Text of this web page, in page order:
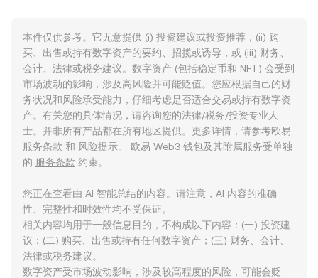
本件仅供参考。它无意提供 (i) 投资建议或投资推荐，(ii) 购
买、出售或持有数字资产的要约、招揽或诱导，或 (iii) 财务、
会计、法律或税务建议。数字资产 (包括稳定币和 NFT) 会受到
市场波动的影响，涉及高风险并可能贬值。您应根据自己的财
务状况和风险承受能力，仔细考虑是否适合交易或持有数字资
产。有关您的具体情况，请咨询您的法律/税务/投资专业人
士。并非所有产品都在所有地区提供。更多详情，请参考欧易
服务条款 和 风险提示。 欧易 Web3 钱包及其附属服务受单独
的 服务条款 约束。
您正在查看由 AI 智能总结的内容。请注意，AI 内容的准确
性、完整性和时效性均不受保证。
相关内容均用于一般信息目的，不构成以下内容：(一) 投资建
议；(二) 购买、出售或持有任何数字资产；(三) 财务、会计、
法律或税务建议。
数字资产受市场波动影响，涉及较高程度的风险，可能会贬